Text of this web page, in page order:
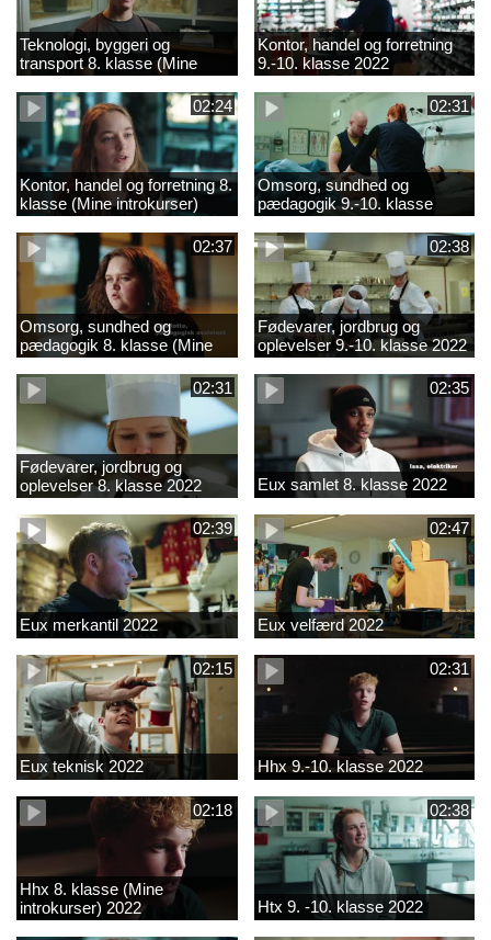
Teknologi, byggeri og
transport 8. klasse (Mine
introkurser) 2022
Kontor, handel og forretning
9.-10. klasse 2022
02:24
Kontor, handel og forretning 8.
klasse (Mine introkurser)
2022
02:31
Omsorg, sundhed og
pædagogik 9.-10. klasse
2022
02:37
Omsorg, sundhed og
pædagogik 8. klasse (Mine
introkurser) 2022
02:38
Fødevarer, jordbrug og
oplevelser 9.-10. klasse 2022
02:31
Fødevarer, jordbrug og
oplevelser 8. klasse 2022
02:35
Eux samlet 8. klasse 2022
02:39
Eux merkantil 2022
02:47
Eux velfærd 2022
02:15
Eux teknisk 2022
02:31
Hhx 9.-10. klasse 2022
02:18
Hhx 8. klasse (Mine
introkurser) 2022
02:38
Htx 9. -10. klasse 2022